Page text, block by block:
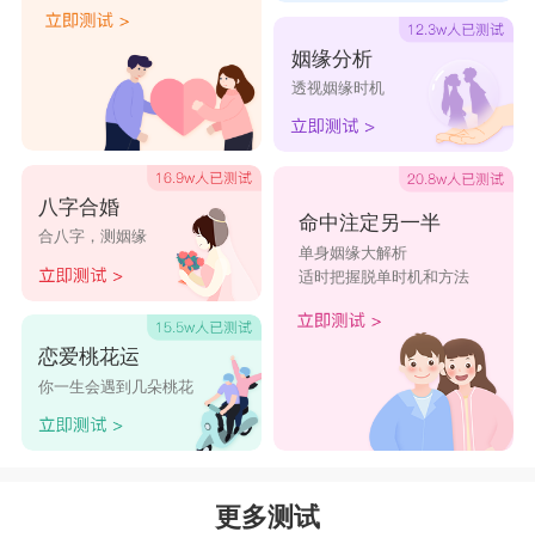
八字合婚
合八字，测姻缘
恋爱桃花运
你一生会遇到几朵桃花
姻缘分析
透视姻缘时机
命中注定另一半
单身姻缘大解析
适时把握脱单时机和方法
更多测试